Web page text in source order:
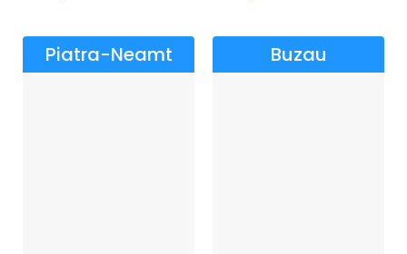
Piatra-Neamt Buzau